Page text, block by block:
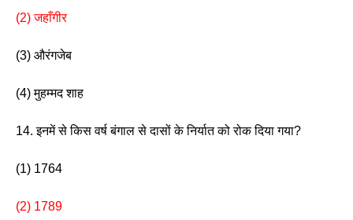
(2) जहाँगीर
(3) औरंगजेब
(4) मुहम्मद शाह
14. इनमें से किस वर्ष बंगाल से दासों के निर्यात को रोक दिया गया?
(1) 1764
(2) 1789